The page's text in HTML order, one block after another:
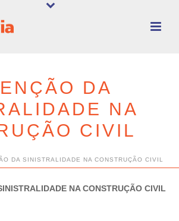
DA
NA
CIVIL
DA SINISTRALIDADE NA CONSTRUÇÃO CIVIL
NA CONSTRUÇÃO CIVIL